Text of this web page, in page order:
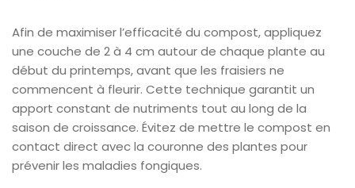
Afin de maximiser l’efficacité du compost, appliquez
une couche de 2 à 4 cm autour de chaque plante au
début du printemps, avant que les fraisiers ne
commencent à fleurir. Cette technique garantit un
apport constant de nutriments tout au long de la
saison de croissance. Évitez de mettre le compost en
contact direct avec la couronne des plantes pour
prévenir les maladies fongiques.